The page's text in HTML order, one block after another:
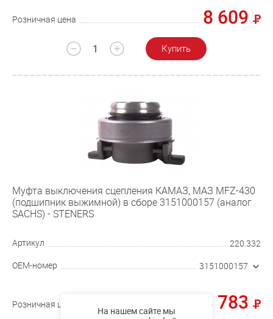
Розничная цена 8 609
Купить
Муфта выключения сцепления КАМАЗ, МАЗ MFZ-430
(подшипник выжимной) в сборе 3151000157 (аналог
SACHS) - STENERS
Артикул 220.332
OEM-номер 3151000157
Розничная цена 8 783
На нашем сайте мы